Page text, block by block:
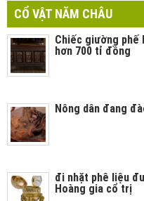
CỔ VẬT NĂM CHÂU
Chiếc giường
hơn 700 tỉ đồng
Nông dân đang
đi nhặt phê liệu
Hoàng gia cổ trị